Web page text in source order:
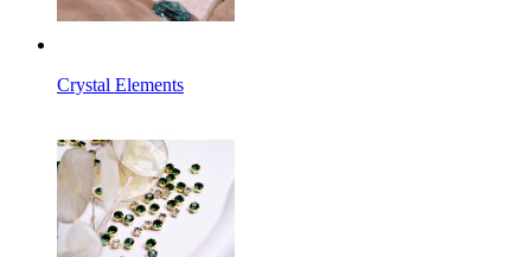
Crystal Elements